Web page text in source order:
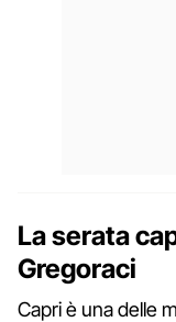
La serata
Gregoraci
Capri è una delle